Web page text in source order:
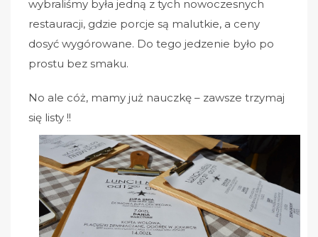
wybraliśmy była jedną z tych nowoczesnych
restauracji, gdzie porcje są malutkie, a ceny
dosyć wygórowane. Do tego jedzenie było po
prostu bez smaku.
No ale cóż, mamy już nauczkę – zawsze trzymaj
się listy !!